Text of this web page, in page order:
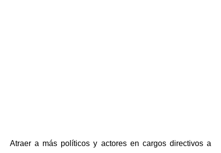
Atraer a más políticos y actores en cargos directivos a